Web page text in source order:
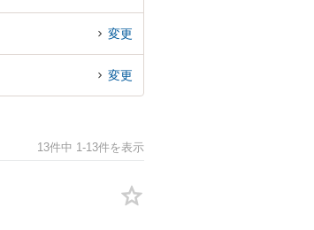
変更
変更
13件中 1-13件を表示